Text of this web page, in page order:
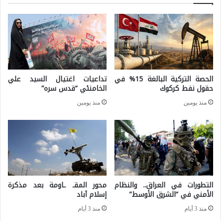
ر
ت
ي
أ
ك
ر
م
ن
ج
ى
و
ا
ن
ع
ك
ا
ت
ل
د
ا
الحصة التركية البالغة 15% في
حقول نفط كركوك
منذ يومين
تداعيات اغتيال السيد علي
الخامنئي “قدس سره”
منذ يومين
التطورات في العراق.. والنظام
الأمني في “الشرق الأوسط”
منذ 3 أيام
محور المقـ ـاومة بعد مذكرة
إسلام آباد
منذ 3 أيام